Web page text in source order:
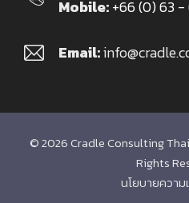
Mobile:+66 (0) 63
Email:
© 2026 Cradle Consulting
Rights
นโยบายควา